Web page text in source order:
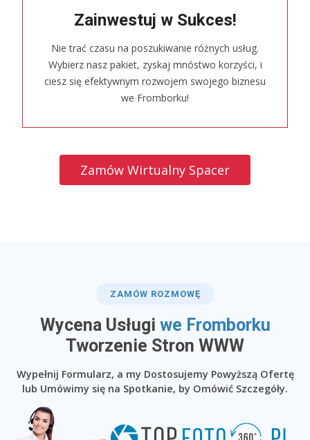
Zainwestuj w Sukces!
Nie trać czasu na poszukiwanie różnych usług.
Wybierz nasz pakiet, zyskaj mnóstwo korzyści, i
ciesz się efektywnym rozwojem swojego biznesu
we Fromborku!
Zamów Wirtualny Spacer
ZAMÓW ROZMOWĘ
Wycena Usługi we Fromborku
​Tworzenie Stron WWW
Wypełnij Formularz, a my Dostosujemy Powyższą Ofertę
lub Umówimy się na Spotkanie, by Omówić Szczegóły.